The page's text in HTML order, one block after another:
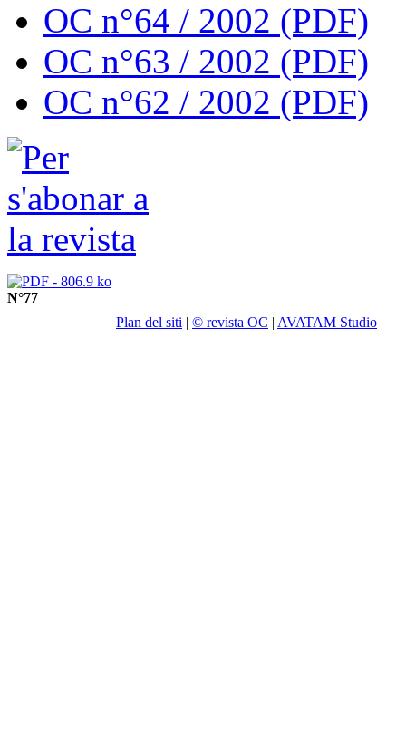
OC n°64 / 2002 (PDF)
OC n°63 / 2002 (PDF)
OC n°62 / 2002 (PDF)
N°77
Plan del siti | © revista OC | AVATAM Studio